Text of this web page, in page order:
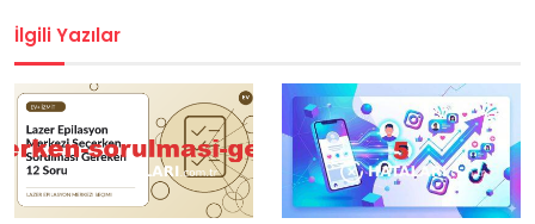
İlgili Yazılar